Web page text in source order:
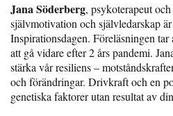
Jana Söderberg, psykoterapeut
självmotivation och självledarskap
Inspirationsdagen. Föreläsningen
att gå vidare efter 2 års pandemi.
stärka vår resiliens –
och förändringar. Drivkraft och en
genetiska faktorer utan resultat av